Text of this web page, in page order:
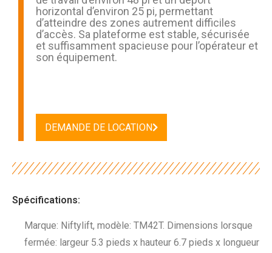
horizontal d’environ 25 pi, permettant
d’atteindre des zones autrement difficiles
d’accès. Sa plateforme est stable, sécurisée
et suffisamment spacieuse pour l’opérateur et
son équipement.
DEMANDE DE LOCATION
Spécifications:
Marque: Niftylift, modèle: TM42T. Dimensions lorsque
fermée: largeur 5.3 pieds x hauteur 6.7 pieds x longueur